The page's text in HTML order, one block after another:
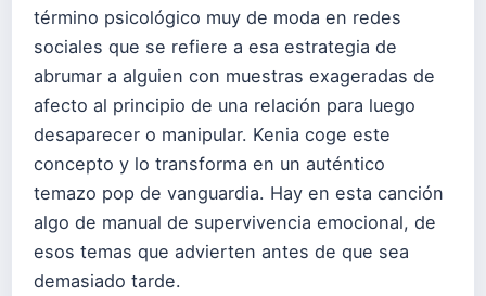
término psicológico muy de moda en redes
sociales que se refiere a esa estrategia de
abrumar a alguien con muestras exageradas de
afecto al principio de una relación para luego
desaparecer o manipular. Kenia coge este
concepto y lo transforma en un auténtico
temazo pop de vanguardia. Hay en esta canción
algo de manual de supervivencia emocional, de
esos temas que advierten antes de que sea
demasiado tarde.